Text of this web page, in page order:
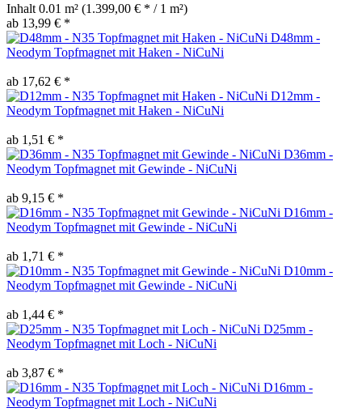
Inhalt 0.01 m² (1.399,00 € * / 1 m²)
ab 13,99 € *
D48mm -
Neodym Topfmagnet mit Haken - NiCuNi
ab 17,62 € *
D12mm -
Neodym Topfmagnet mit Haken - NiCuNi
ab 1,51 € *
D36mm -
Neodym Topfmagnet mit Gewinde - NiCuNi
ab 9,15 € *
D16mm -
Neodym Topfmagnet mit Gewinde - NiCuNi
ab 1,71 € *
D10mm -
Neodym Topfmagnet mit Gewinde - NiCuNi
ab 1,44 € *
D25mm -
Neodym Topfmagnet mit Loch - NiCuNi
ab 3,87 € *
D16mm -
Neodym Topfmagnet mit Loch - NiCuNi